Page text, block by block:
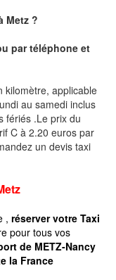
Metz ?
par téléphone et
kilomètre, applicable
au samedi inclus
fériés .Le prix du
C à 2.20 euros par
un devis taxi
, réserver votre Taxi
pour tous vos
de METZ-Nancy
la France